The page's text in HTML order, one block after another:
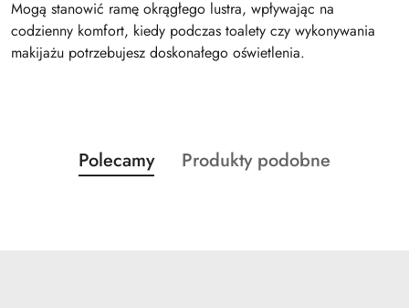
Mogą stanowić ramę okrągłego lustra, wpływając na
codzienny komfort, kiedy podczas toalety czy wykonywania
makijażu potrzebujesz doskonałego oświetlenia.
Pomiń karuzelę produktów
Produkty
o
Polecamy
Produkty
Produkty podobne